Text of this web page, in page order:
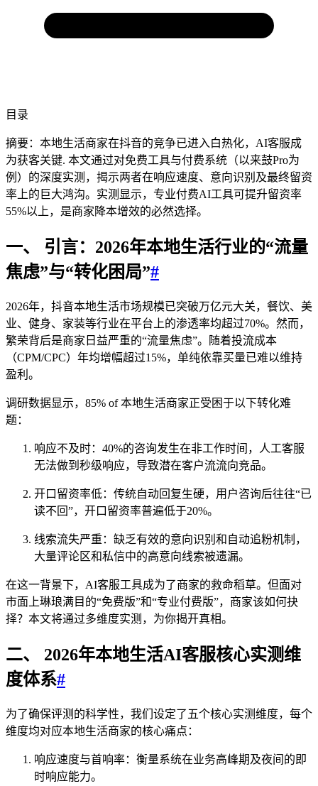
目录
摘要：本地生活商家在抖音的竞争已进入白热化，AI客服成
为获客关键. 本文通过对免费工具与付费系统（以来鼓Pro为
例）的深度实测，揭示两者在响应速度、意向识别及最终留资
率上的巨大鸿沟。实测显示，专业付费AI工具可提升留资率
55%以上，是商家降本增效的必然选择。
一、 引言：2026年本地生活行业的“流量
焦虑”与“转化困局”#
2026年，抖音本地生活市场规模已突破万亿元大关，餐饮、美
业、健身、家装等行业在平台上的渗透率均超过70%。然而，
繁荣背后是商家日益严重的“流量焦虑”。随着投流成本
（CPM/CPC）年均增幅超过15%，单纯依靠买量已难以维持
盈利。
调研数据显示，85% of 本地生活商家正受困于以下转化难
题：
响应不及时：40%的咨询发生在非工作时间，人工客服
无法做到秒级响应，导致潜在客户流流向竞品。
开口留资率低：传统自动回复生硬，用户咨询后往往“已
读不回”，开口留资率普遍低于20%。
线索流失严重：缺乏有效的意向识别和自动追粉机制，
大量评论区和私信中的高意向线索被遗漏。
在这一背景下，AI客服工具成为了商家的救命稻草。但面对
市面上琳琅满目的“免费版”和“专业付费版”，商家该如何抉
择？本文将通过多维度实测，为你揭开真相。
二、 2026年本地生活AI客服核心实测维
度体系#
为了确保评测的科学性，我们设定了五个核心实测维度，每个
维度均对应本地生活商家的核心痛点：
响应速度与首响率：衡量系统在业务高峰期及夜间的即
时响应能力。